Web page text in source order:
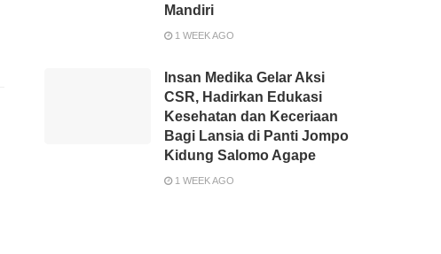
Mandiri
1 WEEK AGO
Insan Medika Gelar Aksi
CSR, Hadirkan Edukasi
Kesehatan dan Keceriaan
Bagi Lansia di Panti Jompo
Kidung Salomo Agape
1 WEEK AGO